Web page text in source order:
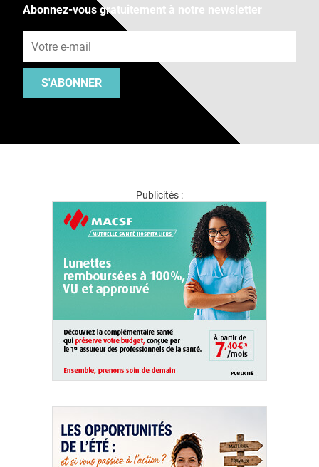
Abonnez-vous gratuitement à notre newsletter
S'ABONNER
Publicités :